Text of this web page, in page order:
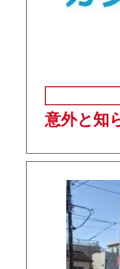
意外と知